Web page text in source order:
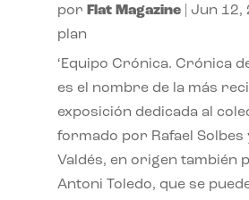
por Flat Magazine| Jun 12,
plan
‘Equipo Crónica. Crónica
es el nombre de la más
exposición dedicada al
formado por Rafael Solbes
Valdés, en origen también
Antoni Toledo, que se